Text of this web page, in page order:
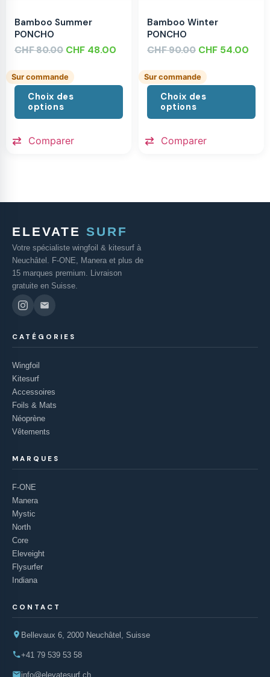
Bamboo Summer
PONCHO
CHF80.00 CHF 48.00
Sur commande
Choix des
options
Comparer
Bamboo Winter
PONCHO
CHF90.00 CHF 54.00
Sur commande
Choix des
options
Comparer
ELEVATE SURF
Votre spécialiste wingfoil & kitesurf à
Neuchâtel. F-ONE, Manera et plus de
15 marques premium. Livraison
gratuite en Suisse.
CATÉGORIES
Wingfoil
Kitesurf
Accessoires
Foils & Mats
Néoprène
Vêtements
MARQUES
F-ONE
Manera
Mystic
North
Core
Eleveight
Flysurfer
Indiana
CONTACT
Bellevaux 6, 2000 Neuchâtel, Suisse
+41 79 539 53 58
info@elevatesurf.ch